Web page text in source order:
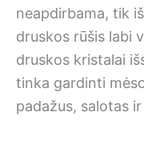
neapdirbama, tik
druskos rūšis labi
druskos kristalai
tinka gardinti
padažus, salotas